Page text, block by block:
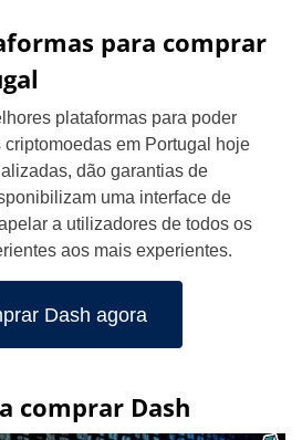
para comprar
plataformas para poder
em Portugal hoje
dão garantias de
uma interface de
a utilizadores de todos os
aos mais experientes.
Dash agora
comprar Dash